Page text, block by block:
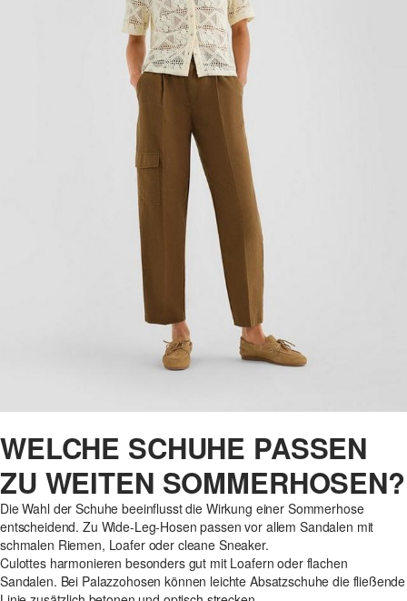
WELCHE SCHUHE PASSEN
ZU WEITEN SOMMERHOSEN?
Die Wahl der Schuhe beeinflusst die Wirkung einer Sommerhose
entscheidend. Zu Wide-Leg-Hosen passen vor allem Sandalen mit
schmalen Riemen, Loafer oder cleane Sneaker.
Culottes harmonieren besonders gut mit Loafern oder flachen
Sandalen. Bei Palazzohosen können leichte Absatzschuhe die fließende